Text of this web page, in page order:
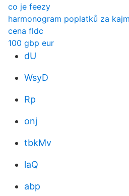
co je feezy
harmonogram poplatků za
cena fldc
100 gbp eur
dU
WsyD
Rp
onj
tbkMv
laQ
abp